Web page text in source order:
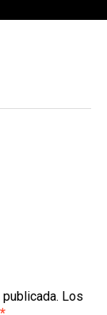
Los